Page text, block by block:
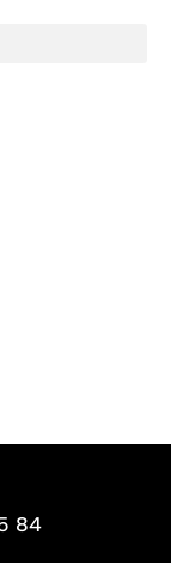
84